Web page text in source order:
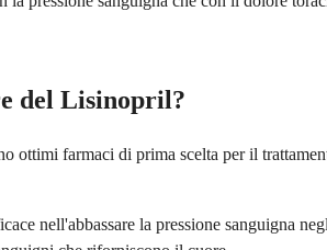
del Lisinopril?
ottimi farmaci di prima scelta per il
nell'abbassare la pressione sanguigna